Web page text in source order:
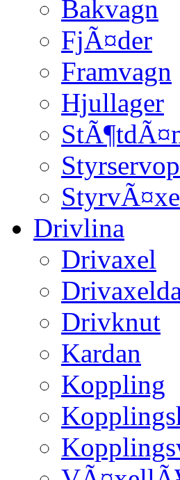
Bakvagn
FjÃ¤der
Framvagn
Hjullager
Drivlina
Drivaxel
Drivknut
Kardan
Koppling